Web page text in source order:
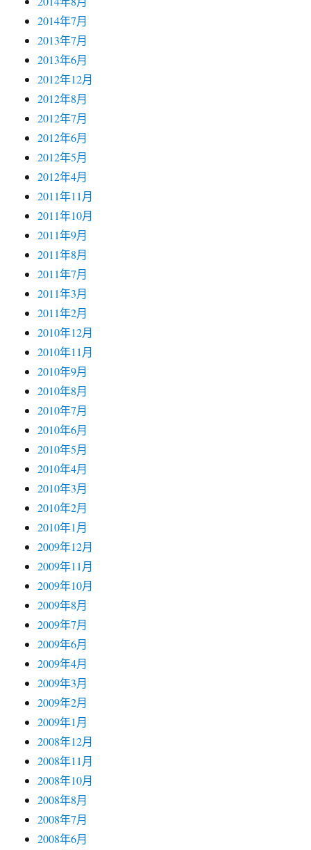
2014年7月
2013年7月
2013年6月
2012年12月
2012年8月
2012年7月
2012年6月
2012年5月
2012年4月
2011年11月
2011年10月
2011年9月
2011年8月
2011年7月
2011年3月
2011年2月
2010年12月
2010年11月
2010年9月
2010年8月
2010年7月
2010年6月
2010年5月
2010年4月
2010年3月
2010年2月
2010年1月
2009年12月
2009年11月
2009年10月
2009年8月
2009年7月
2009年6月
2009年4月
2009年3月
2009年2月
2009年1月
2008年12月
2008年11月
2008年10月
2008年8月
2008年7月
2008年6月